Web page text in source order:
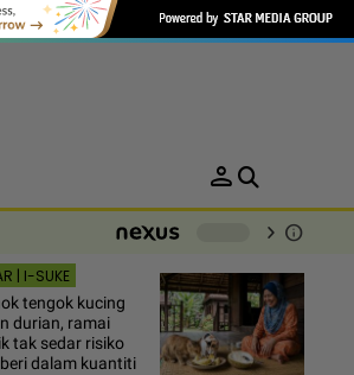
person
chevron_right info
| I-SUKE
tengok kucing
durian, ramai
tak sedar risiko
dalam kuantiti